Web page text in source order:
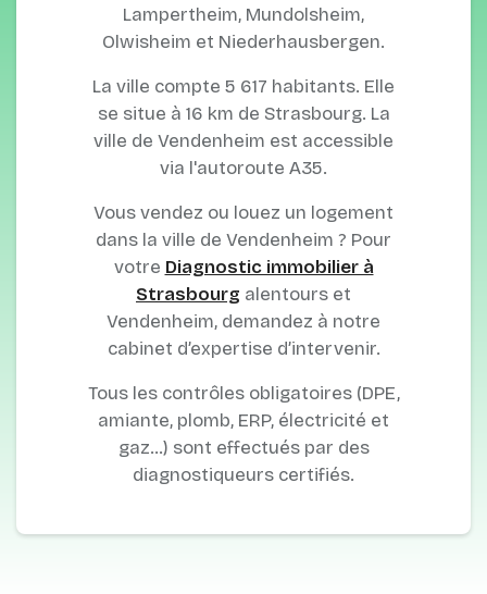
Lampertheim, Mundolsheim,
Olwisheim et Niederhausbergen.
La ville compte 5 617 habitants. Elle
se situe à 16 km de Strasbourg. La
ville de Vendenheim est accessible
via l'autoroute A35.
Vous vendez ou louez un logement
dans la ville de Vendenheim ? Pour
votre Diagnostic immobilier à
Strasbourg alentours et
Vendenheim, demandez à notre
cabinet d’expertise d’intervenir.
Tous les contrôles obligatoires (DPE,
amiante, plomb, ERP, électricité et
gaz…) sont effectués par des
diagnostiqueurs certifiés.